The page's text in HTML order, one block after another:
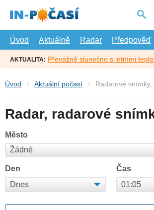
hlavní
Úvod
Aktuálně Radar Předpověď
AKTUALITA: Převážně slunečno s letními
Úvod Aktuální počasí Radarové snímky,
Radar, radarové
Město
Den Čas